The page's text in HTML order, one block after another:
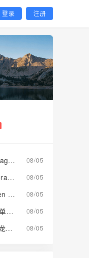
登录 注册
紧急预警｜远航DAO Voyage：8月下旬长沙启动大会，旧盘团队平移，RWA+大宗商品包装——又是庞氏滚盘的老剧本
08/05
紧急预警｜极光星链Aurora Star：AI算力包装下的快盘骗局，认购即入坑 08/05
紧急预警｜绿源储能Green Source：披着新能源外衣的庞氏传销盘，8月千人大会就是收割信号 08/05
正主查无此号｜大华汇盈单割跑路中：柬埔寨骗子套牌巴黎狮集团，你的本金已清零 08/05
预警 | 拜尔交易所的AI小龙虾就是9级传销的马甲，日息1.5%养肥了就该宰了 08/05